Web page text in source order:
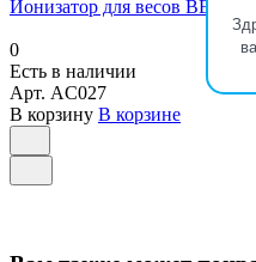
Ионизатор для весов BEL
0
Есть в наличии
Арт. AC027
В корзину В корзине